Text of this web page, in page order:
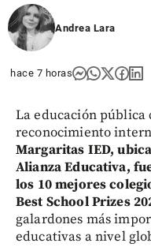
Andrea Lara
hace 7 horas
La educación
reconocimiento
Margaritas IED,
Alianza Educativa,
los 10 mejores
Best School Prizes
galardones más
educativas a nivel